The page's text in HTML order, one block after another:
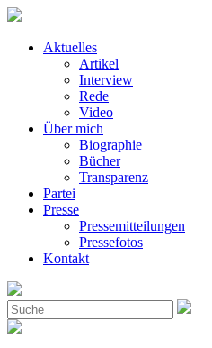
Aktuelles
Artikel
Interview
Rede
Video
Über mich
Biographie
Bücher
Transparenz
Partei
Presse
Pressemitteilungen
Pressefotos
Kontakt